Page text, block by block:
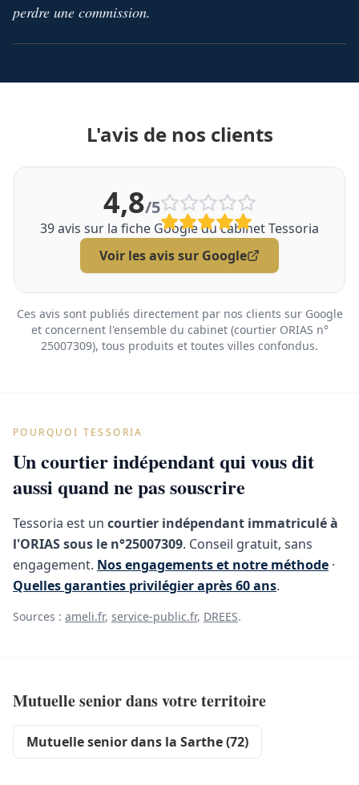
perdre une commission.
L'avis de nos clients
4,8/5
39avis sur la fiche Google du cabinet Tessoria
Voir les avis sur Google
Ces avis sont publiés directement par nos clients sur Google
et concernent l'ensemble du cabinet (courtier ORIAS n°
25007309), tous produits et toutes villes confondus.
POURQUOI TESSORIA
Un courtier indépendant qui vous dit
aussi quand ne pas souscrire
Tessoria est un courtier indépendant immatriculé à
l'ORIAS sous le n°25007309. Conseil gratuit, sans
engagement. Nos engagements et notre méthode ·
Quelles garanties privilégier après 60 ans.
Sources : ameli.fr, service-public.fr, DREES.
Mutuelle senior dans votre territoire
Mutuelle senior dans la Sarthe (72)